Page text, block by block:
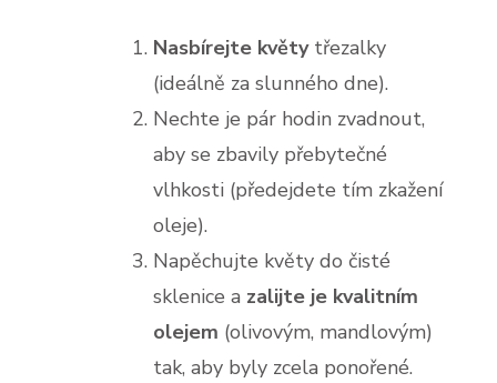
Nasbírejte květytřezalky
(ideálně za slunného dne).
Nechte je pár hodin zvadnout,
aby se zbavily přebytečné
vlhkosti (předejdete tím zkažení
oleje).
Napěchujte květy do čisté
sklenice a zalijte je kvalitním
olejem (olivovým, mandlovým)
tak, aby byly zcela ponořené.